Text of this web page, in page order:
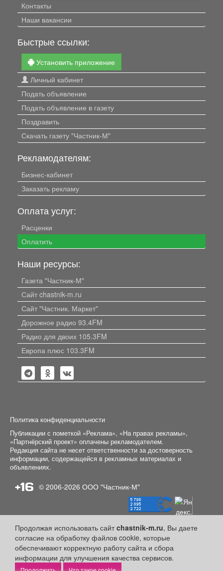
Продолжая использовать сайтchastnik-m.ru, Вы даете
согласие на обработку файлов cookie, которые
обеспечивают корректную работу сайта и сбора
информации для улучшения качества сервисов.
Контакты
Наши вакансии
Быстрые ссылки:
Установить приложение
Личный кабинет
Подать объявление
Подать объявление в газету
Поздравить
Скачать газету "Частник-М"
Рекламодателям:
Бизнес-кабинет
Заказать рекламу
Оплата услуг:
Расценки
Оплатить
Наши ресурсы:
Газета "Частник-М"
Сайт chastnik-m.ru
Сайт "Частник. Маркет"
Дорожное радио 93.4FM
Радио для двоих 105.3FM
Европа плюс 103.3FM
Политика конфиденциальности
Публикации с пометкой «Реклама», «На правах рекламы»,
«Партнёрский проект» оплачены рекламодателем.
Редакция сайта не несет ответственности за достоверность
информации, содержащейся в рекламных материалах и
объявлениях.
+16 © 2006-2026 ООО "Частник-М"